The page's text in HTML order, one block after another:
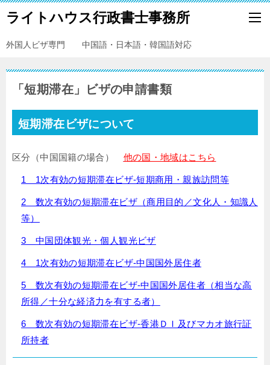
ライトハウス行政書士事務所
外国人ビザ専門 中国語・日本語・韓国語対応
「短期滞在」ビザの申請書類
短期滞在ビザについて
区分（中国国籍の場合） 他の国・地域はこちら
1 1次有効の短期滞在ビザ-短期商用・親族訪問等
2 数次有効の短期滞在ビザ（商用目的／文化人・知識人
等）
3 中国団体観光・個人観光ビザ
4 1次有効の短期滞在ビザ-中国国外居住者
5 数次有効の短期滞在ビザ-中国国外居住者（相当な高
所得／十分な経済力を有する者）
6 数次有効の短期滞在ビザ-香港ＤＩ及びマカオ旅行証
所持者